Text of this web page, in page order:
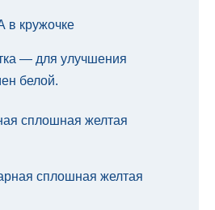
в кружочке
— для улучшения
белой.
сплошная желтая
сплошная желтая